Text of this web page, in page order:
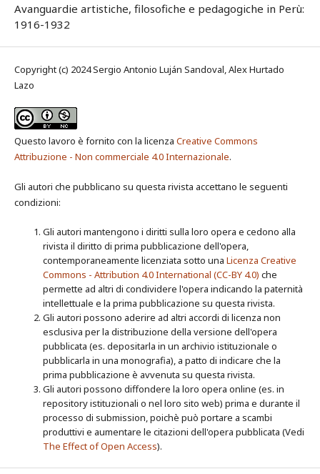
Avanguardie artistiche, filosofiche e pedagogiche in Perù:
1916-1932
Copyright (c) 2024 Sergio Antonio Luján Sandoval, Alex Hurtado
Lazo
Questo lavoro è fornito con la licenza Creative Commons
Attribuzione - Non commerciale 4.0 Internazionale.
Gli autori che pubblicano su questa rivista accettano le seguenti
condizioni:
Gli autori mantengono i diritti sulla loro opera e cedono alla
rivista il diritto di prima pubblicazione dell'opera,
contemporaneamente licenziata sotto una Licenza Creative
Commons - Attribution 4.0 International (CC-BY 4.0) che
permette ad altri di condividere l'opera indicando la paternità
intellettuale e la prima pubblicazione su questa rivista.
Gli autori possono aderire ad altri accordi di licenza non
esclusiva per la distribuzione della versione dell'opera
pubblicata (es. depositarla in un archivio istituzionale o
pubblicarla in una monografia), a patto di indicare che la
prima pubblicazione è avvenuta su questa rivista.
Gli autori possono diffondere la loro opera online (es. in
repository istituzionali o nel loro sito web) prima e durante il
processo di submission, poichè può portare a scambi
produttivi e aumentare le citazioni dell'opera pubblicata (Vedi
The Effect of Open Access).